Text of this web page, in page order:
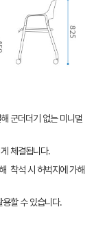
군더더기 없는 미니멀
체결됩니다.
착석 시 허벅지에 가해
할 수 있습니다.